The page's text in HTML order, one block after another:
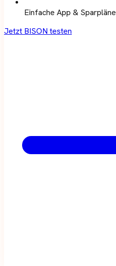
Einfache App & Sparpläne
Jetzt BISON testen